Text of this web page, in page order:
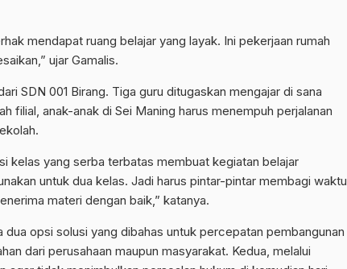
mendapat ruang belajar yang layak. Ini pekerjaan rumah
ujar Gamalis.
SDN 001 Birang. Tiga guru ditugaskan mengajar di sana
filial, anak-anak di Sei Maning harus menempuh perjalanan
kelas yang serba terbatas membuat kegiatan belajar
untuk dua kelas. Jadi harus pintar-pintar membagi waktu
materi dengan baik,” katanya.
dua opsi solusi yang dibahas untuk percepatan pembangunan
dari perusahaan maupun masyarakat. Kedua, melalui